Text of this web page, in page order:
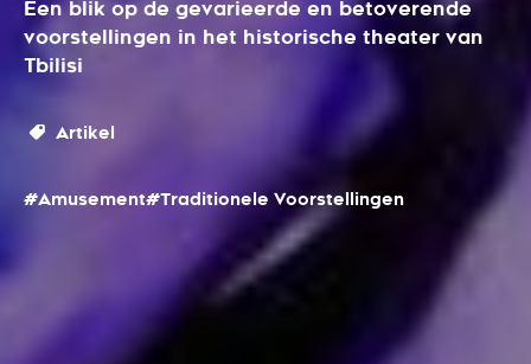
Een blik op de gevarieerde en betoverende
voorstellingen in het historische theater van
Tbilisi
Artikel
#Amusement#Traditionele Voorstellingen